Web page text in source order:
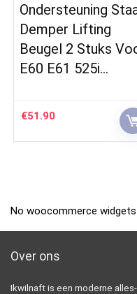
Ondersteuning
Demper Lifting
Beugel 2 Stuks
E60 E61 525i…
€51.90
No woocommerce widgets
Over ons
Ikwilnaft is een moderne